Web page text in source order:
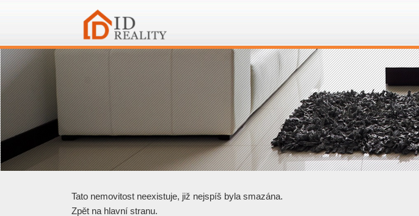
Tato nemovitost neexistuje, již nejspíš byla smazána.
Zpět na hlavní stranu.